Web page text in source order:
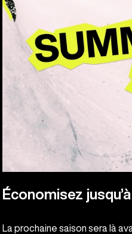
Économisez
La prochaine saison sera là